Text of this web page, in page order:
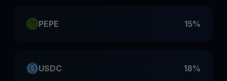
PEPE 15%
USDC 18%